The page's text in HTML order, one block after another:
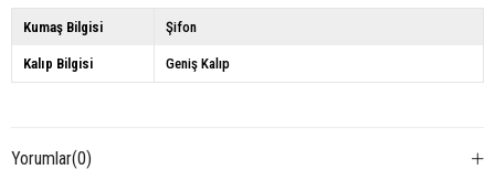
Kumaş Bilgisi Şifon
Kalıp Bilgisi Geniş Kalıp
Yorumlar(0)